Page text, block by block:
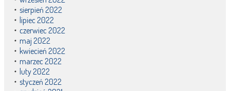
sierpień 2022
lipiec 2022
czerwiec 2022
maj 2022
kwiecień 2022
marzec 2022
luty 2022
styczeń 2022